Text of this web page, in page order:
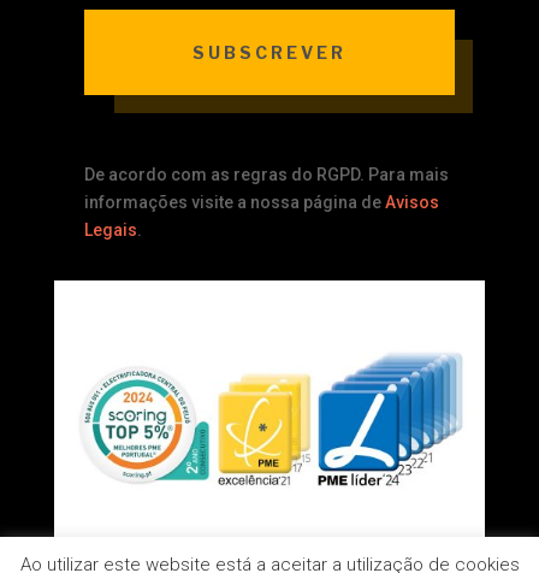
SUBSCREVER
De acordo com as regras do RGPD. Para mais
informações visite a nossa página deAvisos
Legais.
Ao utilizar este website está a aceitar a utilização de cookies